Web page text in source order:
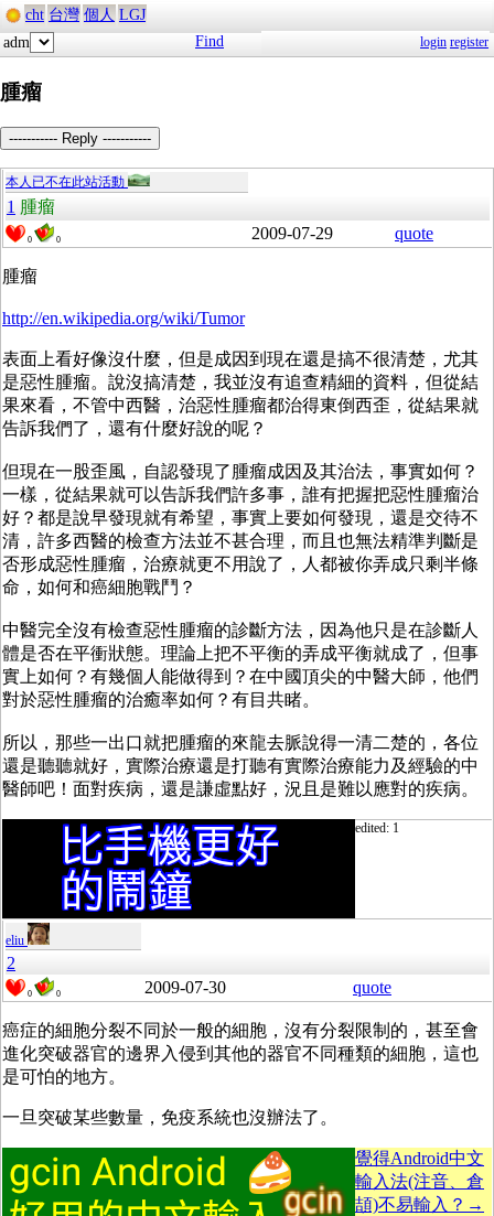
cht 台灣 個人 LGJ
adm
Find login register
腫瘤
----------- Reply -----------
本人已不在此站活動
1 腫瘤
0 0 2009-07-29 quote
腫瘤
http://en.wikipedia.org/wiki/Tumor
表面上看好像沒什麼，但是成因到現在還是搞不很清楚，尤其
是惡性腫瘤。說沒搞清楚，我並沒有追查精細的資料，但從結
果來看，不管中西醫，治惡性腫瘤都治得東倒西歪，從結果就
告訴我們了，還有什麼好說的呢？
但現在一股歪風，自認發現了腫瘤成因及其治法，事實如何？
一樣，從結果就可以告訴我們許多事，誰有把握把惡性腫瘤治
好？都是說早發現就有希望，事實上要如何發現，還是交待不
清，許多西醫的檢查方法並不甚合理，而且也無法精準判斷是
否形成惡性腫瘤，治療就更不用說了，人都被你弄成只剩半條
命，如何和癌細胞戰鬥？
中醫完全沒有檢查惡性腫瘤的診斷方法，因為他只是在診斷人
體是否在平衝狀態。理論上把不平衡的弄成平衡就成了，但事
實上如何？有幾個人能做得到？在中國頂尖的中醫大師，他們
對於惡性腫瘤的治癒率如何？有目共睹。
所以，那些一出口就把腫瘤的來龍去脈說得一清二楚的，各位
還是聽聽就好，實際治療還是打聽有實際治療能力及經驗的中
醫師吧！面對疾病，還是謙虛點好，況且是難以應對的疾病。
edited: 1
eliu
2
0 0 2009-07-30 quote
癌症的細胞分裂不同於一般的細胞，沒有分裂限制的，甚至會
進化突破器官的邊界入侵到其他的器官不同種類的細胞，這也
是可怕的地方。
一旦突破某些數量，免疫系統也沒辦法了。
覺得Android中文
輸入法(注音、倉
頡)不易輸入？→